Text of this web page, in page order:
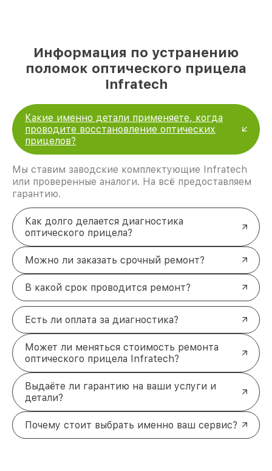
Информация по устранению
поломок оптического прицела
Infratech
Какие именно детали применяете, когда
проводите восстановление оптических
прицелов?
Мы ставим заводские комплектующие Infratech
или проверенные аналоги. На всё предоставляем
гарантию.
Как долго делается диагностика
оптического прицела?
Можно ли заказать срочный ремонт?
В какой срок проводится ремонт?
Есть ли оплата за диагностика?
Может ли меняться стоимость ремонта
оптического прицела Infratech?
Выдаёте ли гарантию на ваши услуги и
детали?
Почему стоит выбрать именно ваш сервис?